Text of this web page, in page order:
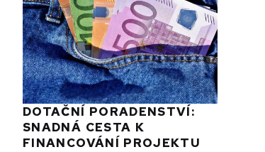
DOTAČNÍ PORADENSTVÍ:
SNADNÁ CESTA K
FINANCOVÁNÍ PROJEKTU